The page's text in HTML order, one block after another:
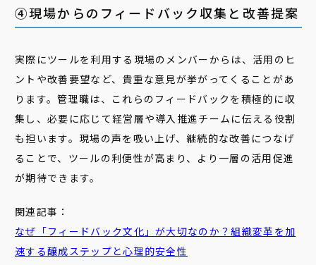
④現場からのフィードバック収集と改善提案
実際にツールを利用する現場のメンバーからは、活用のヒ
ントや改善要望など、貴重な意見が挙がってくることがあ
ります。管理職は、これらのフィードバックを積極的に収
集し、必要に応じて経営層や導入推進チームに伝える役割
も担います。現場の声を吸い上げ、継続的な改善につなげ
ることで、ツールの利便性が高まり、より一層の活用促進
が期待できます。
関連記事：
なぜ「フィードバック文化」が大切なのか？組織変革を加
速する醸成ステップと心理的安全性